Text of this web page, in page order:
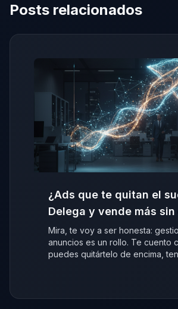
Posts relacionados
¿Ads que te quitan el
Delega y vende más sin
Mira, te voy a ser honesta:
anuncios es un rollo. Te cuento
puedes quitártelo de encima,